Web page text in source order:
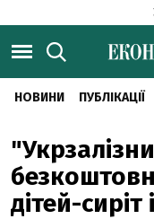
НОВИНИ ПУБЛІКАЦІЇ
дітей-сиріт